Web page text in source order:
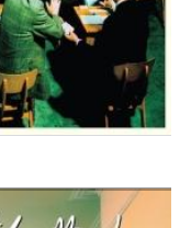
$ 12,90